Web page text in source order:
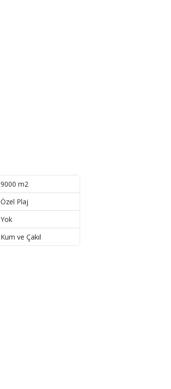
9000 m2
Özel Plaj
Yok
Kum ve Çakıl